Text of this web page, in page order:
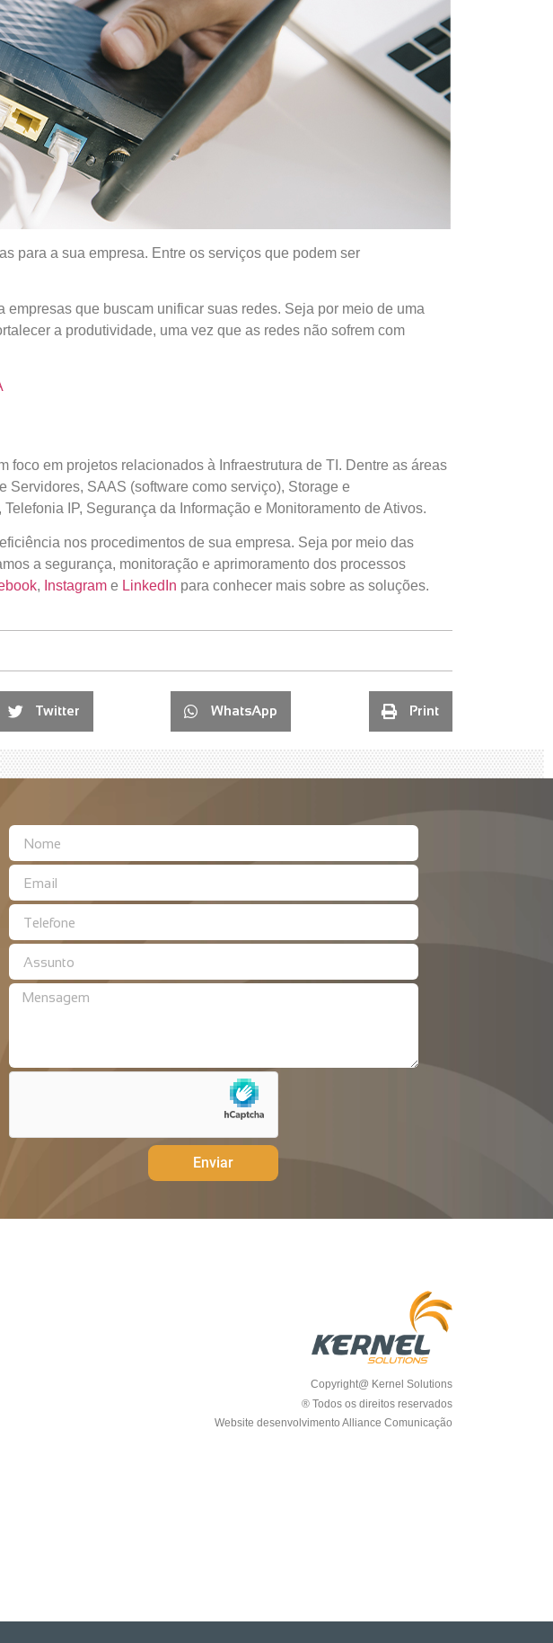
para a sua empresa. Entre os serviços que podem ser
que buscam unificar suas redes. Seja por meio de uma
a produtividade, uma vez que as redes não sofrem com
em projetos relacionados à Infraestrutura de TI. Dentre as áreas
SAAS (software como serviço), Storage e
IP, Segurança da Informação e Monitoramento de Ativos.
nos procedimentos de sua empresa. Seja por meio das
a segurança, monitoração e aprimoramento dos processos
, Instagram e LinkedIn para conhecer mais sobre as soluções.
Twitter WhatsApp Print
Enviar
Copyright@ Kernel Solutions
® Todos os direitos reservados
Website desenvolvimento Alliance Comunicação